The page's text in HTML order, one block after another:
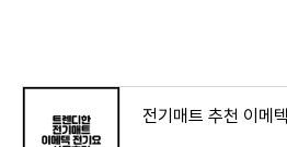
전기매트 추천 이메